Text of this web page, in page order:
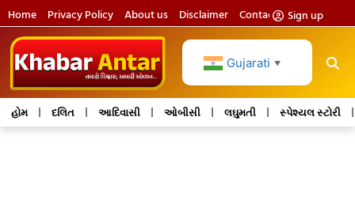
Home Privacy Policy About us Disclaimer Contact usSign up
Gujarati ▼
હોમ દલિત આદિવાસી ઓબીસી લઘુમતી સ્પેશ્યલ સ્ટોરી